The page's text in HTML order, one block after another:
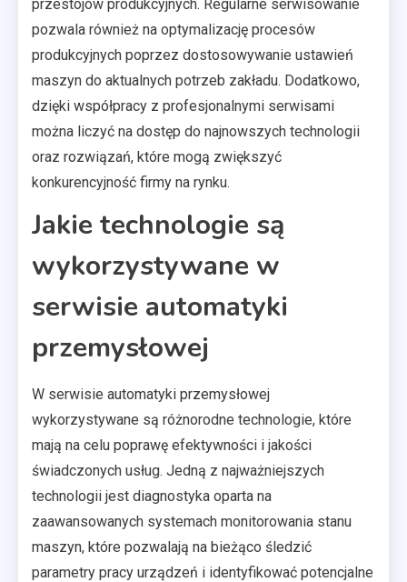
przestojów produkcyjnych. Regularne serwisowanie
pozwala również na optymalizację procesów
produkcyjnych poprzez dostosowywanie ustawień
maszyn do aktualnych potrzeb zakładu. Dodatkowo,
dzięki współpracy z profesjonalnymi serwisami
można liczyć na dostęp do najnowszych technologii
oraz rozwiązań, które mogą zwiększyć
konkurencyjność firmy na rynku.
Jakie technologie są
wykorzystywane w
serwisie automatyki
przemysłowej
W serwisie automatyki przemysłowej
wykorzystywane są różnorodne technologie, które
mają na celu poprawę efektywności i jakości
świadczonych usług. Jedną z najważniejszych
technologii jest diagnostyka oparta na
zaawansowanych systemach monitorowania stanu
maszyn, które pozwalają na bieżąco śledzić
parametry pracy urządzeń i identyfikować potencjalne